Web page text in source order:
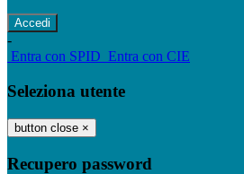
-
Entra con SPID Entra con CIE
Seleziona utente
button close ×
Recupero password